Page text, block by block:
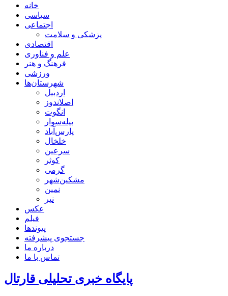
خانه
سیاسی
اجتماعی
پزشکی و سلامت
اقتصادی
علم و فناوری
فرهنگ و هنر
ورزشی
شهرستان‌ها
اردبیل
اصلاندوز
انگوت
بیله‌سوار
پارس‌آباد
خلخال
سرعین
کوثر
گرمی
مشکین‌شهر
نمین
نیر
عکس
فیلم
پیوندها
جستجوی پیشرفته
درباره ما
تماس با ما
پایگاه خبری تحلیلی قارتال